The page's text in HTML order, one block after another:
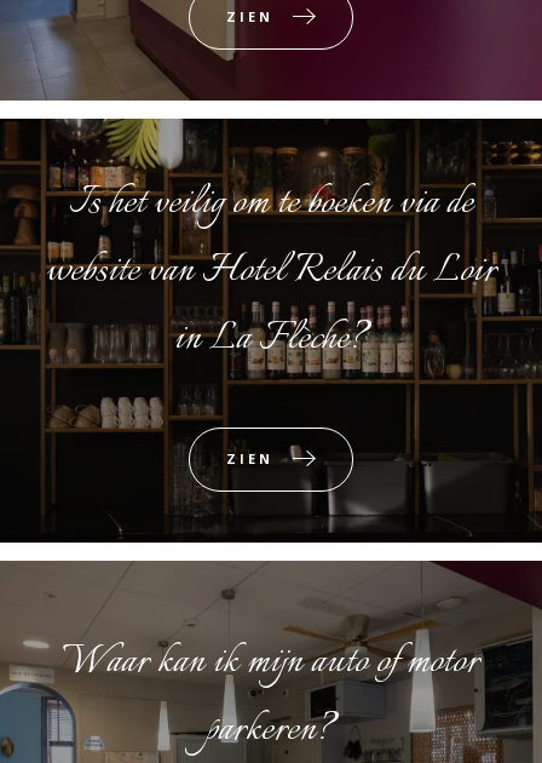
ZIEN
Is het veilig om te boeken via de
website van Hotel Relais du Loir
in La Flèche?
ZIEN
Waar kan ik mijn auto of motor
parkeren?